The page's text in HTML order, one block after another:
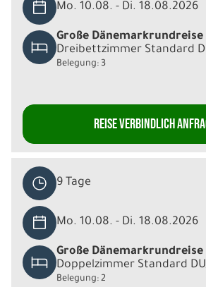
Mo. 10.08. - Di. 18.08.2026
Große Dänemarkrundreise
Dreibettzimmer Standard
Belegung: 3
REISE VERBINDLICH
9 Tage
Mo. 10.08. - Di. 18.08.2026
Große Dänemarkrundreise
Doppelzimmer Standard
Belegung: 2